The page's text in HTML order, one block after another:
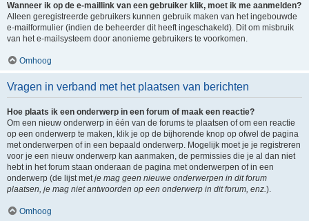
Wanneer ik op de e-maillink van een gebruiker klik, moet ik me aanmelden?
Alleen geregistreerde gebruikers kunnen gebruik maken van het ingebouwde
e-mailformulier (indien de beheerder dit heeft ingeschakeld). Dit om misbruik
van het e-mailsysteem door anonieme gebruikers te voorkomen.
Omhoog
Vragen in verband met het plaatsen van berichten
Hoe plaats ik een onderwerp in een forum of maak een reactie?
Om een nieuw onderwerp in één van de forums te plaatsen of om een reactie
op een onderwerp te maken, klik je op de bijhorende knop op ofwel de pagina
met onderwerpen of in een bepaald onderwerp. Mogelijk moet je je registreren
voor je een nieuw onderwerp kan aanmaken, de permissies die je al dan niet
hebt in het forum staan onderaan de pagina met onderwerpen of in een
onderwerp (de lijst metje mag geen nieuwe onderwerpen in dit forum
plaatsen, je mag niet antwoorden op een onderwerp in dit forum, enz.).
Omhoog